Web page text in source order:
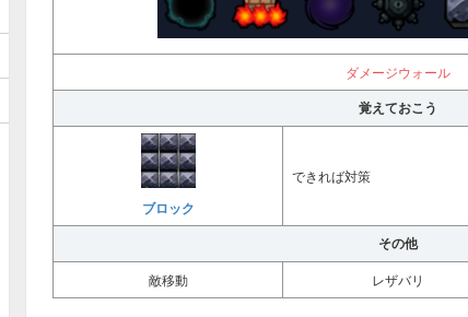
ダメージウォール
覚えておこう
ブロック
できれば対策
その他
敵移動 レザバリ